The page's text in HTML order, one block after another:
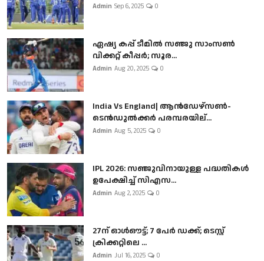
Admin Sep 6, 2025 0
ഏഷ്യ കപ്പ് ടീമിൽ സഞ്ജു സാംസൺ
വിക്കറ്റ് കീപ്പർ; സൂര...
Admin Aug 20, 2025 0
India Vs England| ആൻഡേഴ്സൺ-
ടെൻഡുല്‍ക്കർ പരമ്പരയില്...
Admin Aug 5, 2025 0
IPL 2026: സഞ്ജുവിനായുള്ള പദ്ധതികൾ
ഉപേക്ഷിച്ച് സിഎസ...
Admin Aug 2, 2025 0
27ന് ഓൾഔട്ട്; 7 പേർ ഡക്ക്; ടെസ്റ്റ്
ക്രിക്കറ്റിലെ ...
Admin Jul 16, 2025 0